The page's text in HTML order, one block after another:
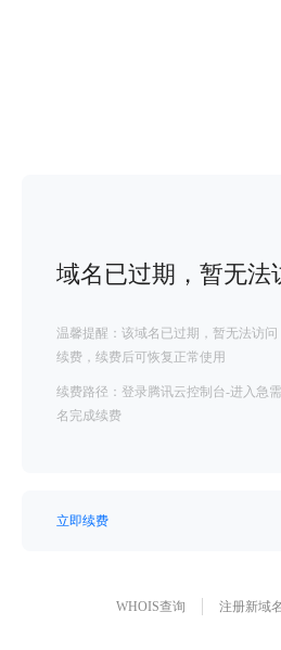
域名已过期，暂无法
温馨提醒：该域名已过期，暂无法访
续费，续费后可恢复正常使用
续费路径：登录腾讯云控制台-进入急
名完成续费
立即续费
WHOIS查询 注册新域名